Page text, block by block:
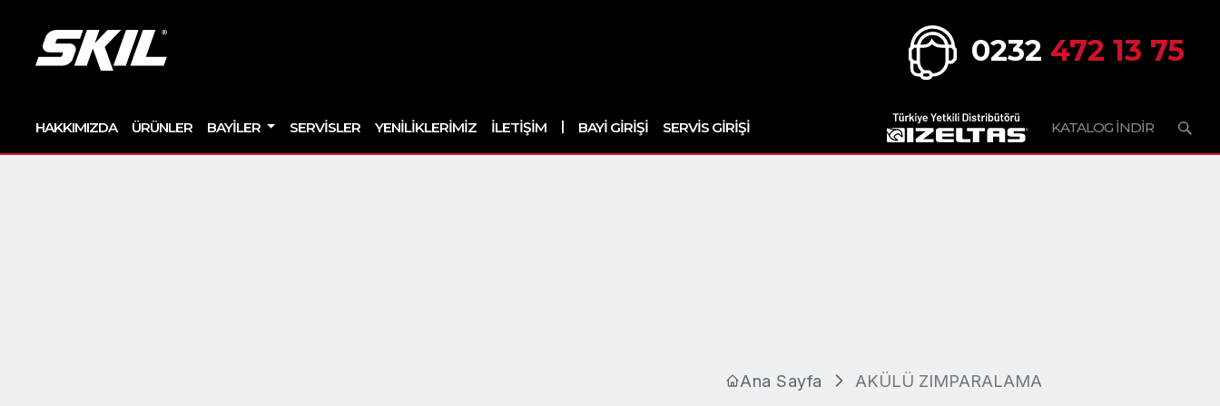
0232 472 13 75
HAKKIMIZDA ÜRÜNLER BAYILER SERVISLER YENILIKLERIMIZ İLETIŞIM | BAYI GIRIŞI SERVIS GIRIŞI KATALOG İNDİR
Ana Sayfa AKÜLÜ ZIMPARALAMA